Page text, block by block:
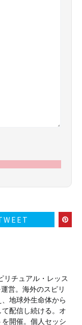
リチュアル・レッス
営。海外のスピリ
地球外生命体から
配信し続ける。オ
開催。個人セッシ